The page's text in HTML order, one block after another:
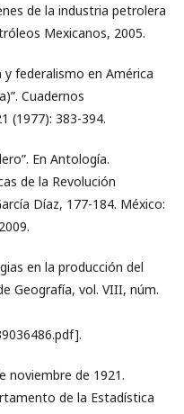
de la industria petrolera
Mexicanos, 2005.
federalismo en América
Cuadernos
(1977): 383-394.
En Antología.
de la Revolución
Díaz, 177-184. México:
en la producción del
Geografía, vol. VIII, núm.
noviembre de 1921.
de la Estadística